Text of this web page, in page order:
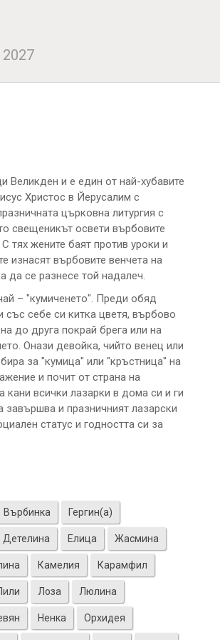
2027
Великден и е един от най-хубавите
Христос в Йерусалим с
църковна литургия с
свещеникът освети върбовите
тях жените баят против уроки и
изнасят върбовите венчета на
да се разнесе той надалеч.
– "кумиченето". Преди обяд
със себе си китка цветя, върбово
до друга покрай брега или на
Онази девойка, чийто венец или
за "кумица" или "кръстница" на
и почит от страна на
всички лазарки в дома си и ги
и празничният лазарски
статус и годността си за
Върбинка Гергин(а)
Детелина Елица Жасмина
Камелия Карамфил
Лоза Люлина
Ненка Орхидея